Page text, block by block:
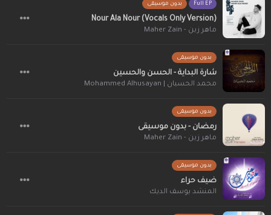
Full EP بدون موسيقى
Nour Ala Nour (Vocals Only Version)
ماهر زين - Maher Zain
بدون موسيقى
شارة البداية - الحسن والحسين
محمد الحسيان | Mohammed Alhusayan
بدون موسيقى
رمضان - بدون موسيقى
ماهر زين - Maher Zain
بدون موسيقى
ضيف حراء
المنشد يوسف الديك